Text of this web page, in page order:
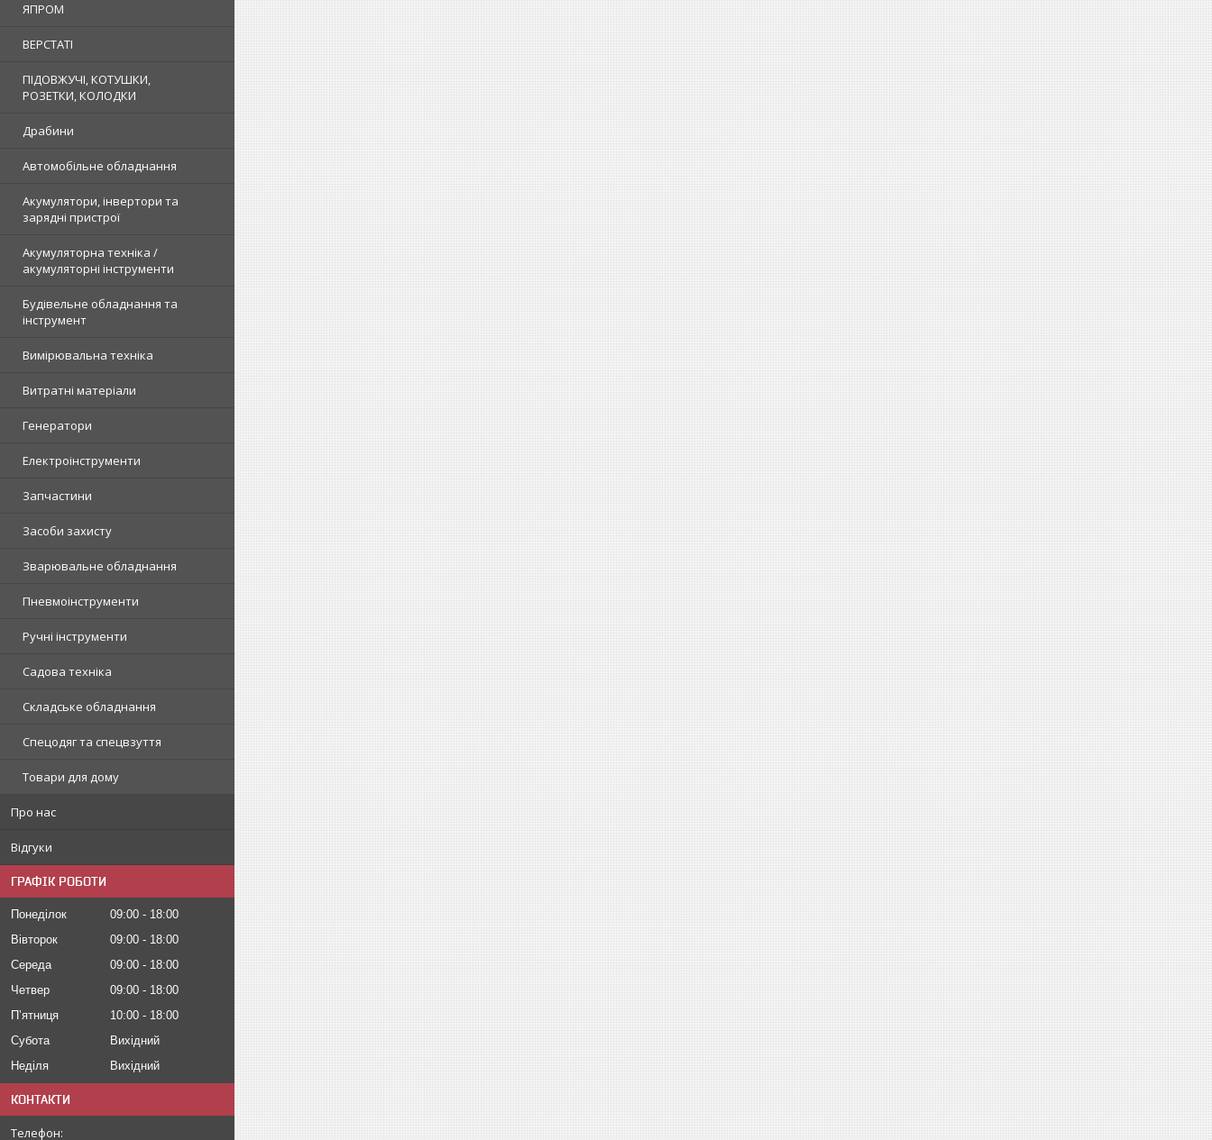
ЯПРОМ
ВЕРСТАТІ
ПІДОВЖУЧІ, КОТУШКИ,
РОЗЕТКИ, КОЛОДКИ
Драбини
Автомобільне обладнання
Акумулятори, інвертори та
зарядні пристрої
Акумуляторна техніка /
акумуляторні інструменти
Будівельне обладнання та
інструмент
Вимірювальна техніка
Витратні матеріали
Генератори
Електроінструменти
Запчастини
Засоби захисту
Зварювальне обладнання
Пневмоінструменти
Ручні інструменти
Садова техніка
Складське обладнання
Спецодяг та спецвзуття
Товари для дому
Про нас
Відгуки
ГРАФІК РОБОТИ
Понеділок 09:00
18:00
Вівторок
09:00
18:00
Середа
09:00
18:00
Четвер
09:00
18:00
Пʼятниця
10:00
18:00
Субота
Вихідний
Неділя
Вихідний
КОНТАКТИ